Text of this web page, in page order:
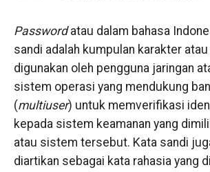
Passwordatau dalam bahasa
sandi adalah kumpulan karakter
digunakan oleh pengguna jaringan
sistem operasi yang mendukung
(multiuser) untuk memverifikasi
kepada sistem keamanan yang
atau sistem tersebut. Kata sandi
diartikan sebagai kata rahasia yang